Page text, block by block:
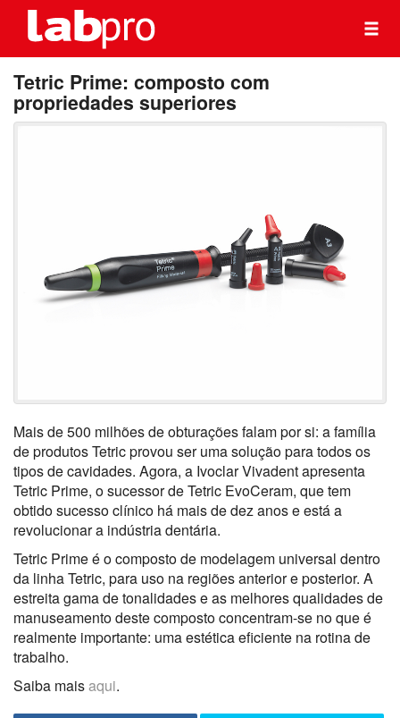
Tetric Prime: composto com
propriedades superiores
Mais de 500 milhões de obturações falam por si: a família
de produtos Tetric provou ser uma solução para todos os
tipos de cavidades. Agora, a Ivoclar Vivadent apresenta
Tetric Prime, o sucessor de Tetric EvoCeram, que tem
obtido sucesso clínico há mais de dez anos e está a
revolucionar a indústria dentária.
Tetric Prime é o composto de modelagem universal dentro
da linha Tetric, para uso na regiões anterior e posterior. A
estreita gama de tonalidades e as melhores qualidades de
manuseamento deste composto concentram-se no que é
realmente importante: uma estética eficiente na rotina de
trabalho.
Saiba maisaqui.